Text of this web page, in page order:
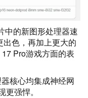
中的新图形处理器速
色，再加上更大的
Pro游戏方面的表
核心均集成神经网
强悍。